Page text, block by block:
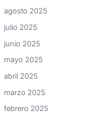
agosto 2025
julio 2025
junio 2025
mayo 2025
abril 2025
marzo 2025
febrero 2025